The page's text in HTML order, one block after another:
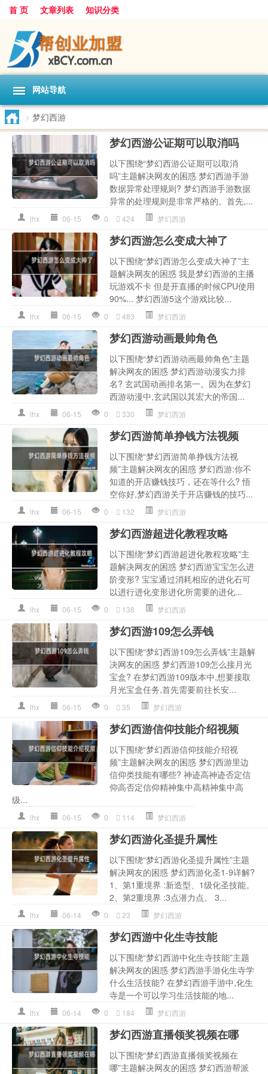
首 页 文章列表 知识分类
网站导航
> 梦幻西游
梦幻西游公证期可以取消吗
以下围绕“梦幻西游公证期可以取消
吗”主题解决网友的困惑 梦幻西游手游
数据异常处理规则? 梦幻西游手游数据
异常的处理规则是非常严格的。首先,...
lhx 06-15 0 424 梦幻西游
梦幻西游怎么变成大神了
以下围绕“梦幻西游怎么变成大神了”主
题解决网友的困惑 我是梦幻西游的主播
玩游戏不卡 但是开直播的时候CPU使用
90%... 梦幻西游5这个游戏比较...
lhx 06-15 0 483 梦幻西游
梦幻西游动画最帅角色
以下围绕“梦幻西游动画最帅角色”主题
解决网友的困惑 梦幻西游动漫实力排
名? 玄武国动画排名第一。因为在梦幻
西游动漫中,玄武国以其宏大的帝国...
lhx 06-15 0 330 梦幻西游
梦幻西游简单挣钱方法视频
以下围绕“梦幻西游简单挣钱方法视
频”主题解决网友的困惑 梦幻西游:你不
知道的开店赚钱技巧，还在等什么? 悟
空你好,梦幻西游关于开店赚钱的技巧...
lhx 06-15 0 132 梦幻西游
梦幻西游超进化教程攻略
以下围绕“梦幻西游超进化教程攻略”主
题解决网友的困惑 梦幻西游宝宝怎么进
阶变形? 宝宝通过消耗相应的进化石可
以进行进化变形进化所需要的进化...
lhx 06-15 0 138 梦幻西游
梦幻西游109怎么弄钱
以下围绕“梦幻西游109怎么弄钱”主题解
决网友的困惑 梦幻西游109怎么接月光
宝盒? 在梦幻西游109版本中,想要接取
月光宝盒任务,首先需要前往长安...
lhx 06-15 0 35 梦幻西游
梦幻西游信仰技能介绍视频
以下围绕“梦幻西游信仰技能介绍视
频”主题解决网友的困惑 梦幻西游里边
信仰类技能有哪些? 神迹高神迹否定信
仰高否定信仰精神集中高精神集中高
级...
lhx 06-15 0 114 梦幻西游
梦幻西游化圣提升属性
以下围绕“梦幻西游化圣提升属性”主题
解决网友的困惑 梦幻西游化圣1-9详解?
1、第1重境界 :新造型、1级化圣技能。
2、第2重境界 :3点潜力点。 3...
lhx 06-14 0 23 梦幻西游
梦幻西游中化生寺技能
以下围绕“梦幻西游中化生寺技能”主题
解决网友的困惑 梦幻西游手游化生寺学
什么生活技能? 在梦幻西游手游中,化生
寺是一个可以学习生活技能的地...
lhx 06-14 0 184 梦幻西游
梦幻西游直播领奖视频在哪
以下围绕“梦幻西游直播领奖视频在
哪”主题解决网友的困惑 梦幻西游帮派